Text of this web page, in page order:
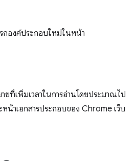
กองค์ประกอบใหม่ในหน้า
ที่เพิ่มเวลาในการอ่านโดยประมาณไป
น้าเอกสารประกอบของ Chrome เว็บ